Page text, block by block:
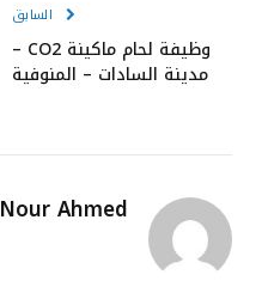
السابق
وظيفة لحام ماكينة CO2 –
مدينة السادات – المنوفية
Nour Ahmed